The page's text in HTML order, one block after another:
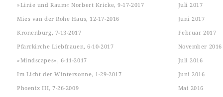
»Linie und Raum« Norbert Kricke, 9-17-2017
Mies van der Rohe Haus, 12-17-2016
Kronenburg, 7-13-2017
Pfarrkirche Liebfrauen, 6-10-2017
»Mindscapes«, 6-11-2017
Im Licht der Wintersonne, 1-29-2017
Phoenix III, 7-26-2009
Juli 2017
Juni 2017
Februar 2017
November 2016
Juli 2016
Juni 2016
Mai 2016